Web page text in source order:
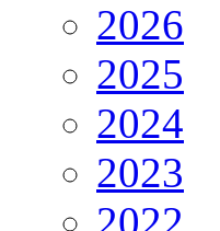
2026
2025
2024
2023